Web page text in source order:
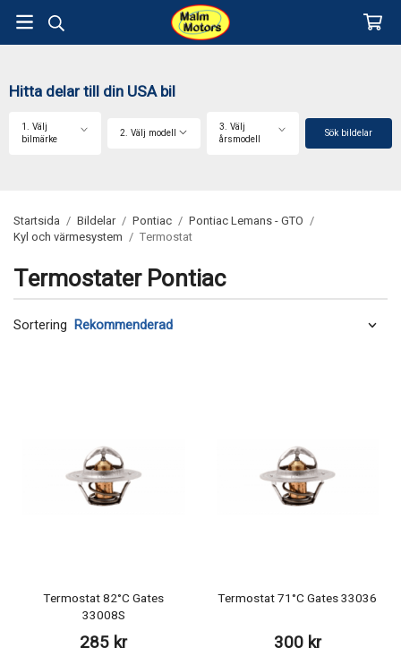
Hitta delar till din USA bil
1. Välj
bilmärke
2. Välj modell
3. Välj
årsmodell
Sök bildelar
Startsida / Bildelar / Pontiac / Pontiac Lemans - GTO /
Kyl och värmesystem / Termostat
Termostater Pontiac
Sortering
Termostat 82°C Gates
33008S
285 kr
Termostat 71°C Gates 33036
300 kr